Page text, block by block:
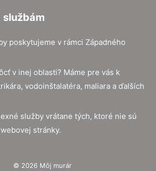
poskytujeme v rámci Západného
v inej oblasti? Máme pre vás k
vodoinštalatéra, maliara a ďalších
služby vrátane tých, ktoré nie sú
stránky.
© 2026 Môj murár